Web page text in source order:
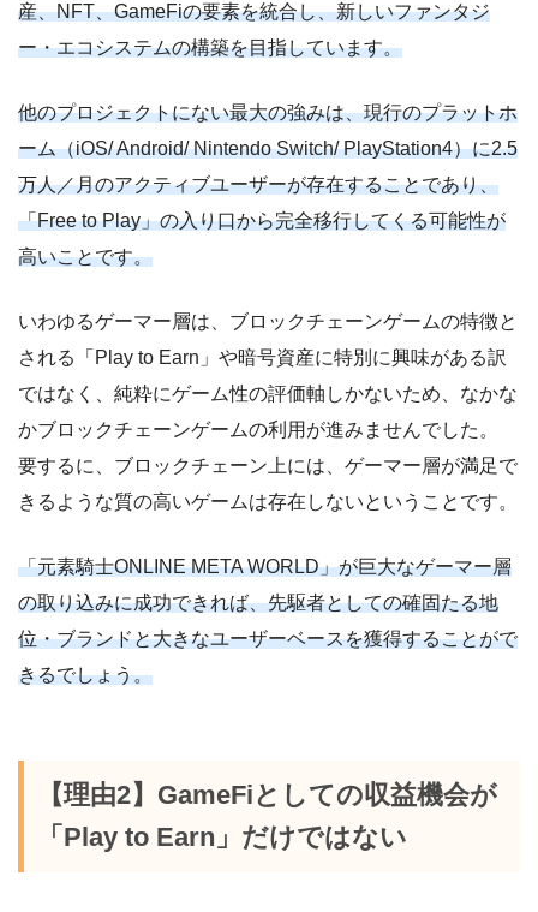
産、NFT、GameFiの要素を統合し、新しいファンタジ
ー・エコシステムの構築を目指しています。
他のプロジェクトにない最大の強みは、現行のプラットホ
ーム（iOS/ Android/ Nintendo Switch/ PlayStation4）に2.5
万人／月のアクティブユーザーが存在することであり、
「Free to Play」の入り口から完全移行してくる可能性が
高いことです。
いわゆるゲーマー層は、ブロックチェーンゲームの特徴と
される「Play to Earn」や暗号資産に特別に興味がある訳
ではなく、純粋にゲーム性の評価軸しかないため、なかな
かブロックチェーンゲームの利用が進みませんでした。
要するに、ブロックチェーン上には、ゲーマー層が満足で
きるような質の高いゲームは存在しないということです。
「元素騎士ONLINE META WORLD」が巨大なゲーマー層
の取り込みに成功できれば、先駆者としての確固たる地
位・ブランドと大きなユーザーベースを獲得することがで
きるでしょう。
【理由2】GameFiとしての収益機会が
「Play to Earn」だけではない